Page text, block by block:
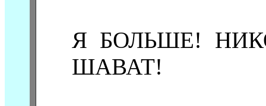
Я БОЛЬШЕ!
ШАВАТ!